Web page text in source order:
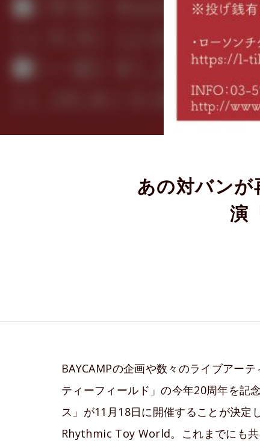
あの対バン
演
BAYCAMPの企画や数々のライブアー
ティーフィールド」の今年20周年を記
ス」が11月18日に開催することが決定
Rhythmic Toy World。これまでにも